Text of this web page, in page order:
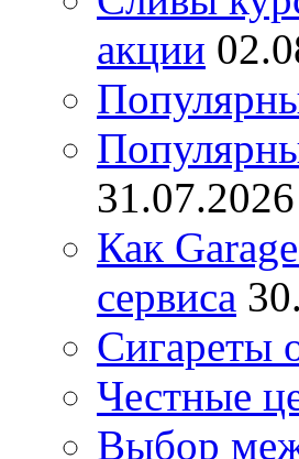
акции
31.07.2026
Как
сервиса
Сигареты
Честные
Выбор